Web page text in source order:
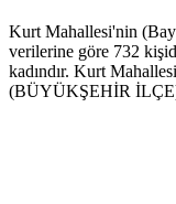
Kurt Mahallesi'nin
verilerine göre 732
kadındır. Kurt
(BÜYÜKŞEHİR